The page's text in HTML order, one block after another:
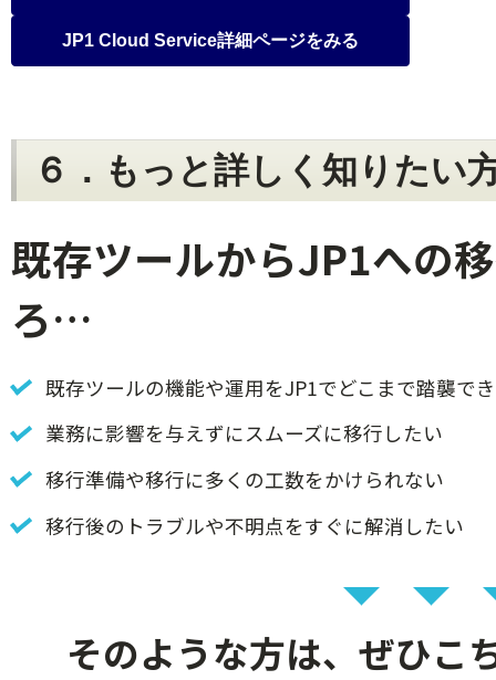
JP1 Cloud Service詳細ページをみる
６．もっと詳しく知りたい
既存ツールからJP1への
ろ…
既存ツールの機能や運用をJP1でどこまで踏襲で
業務に影響を与えずにスムーズに移行したい
移行準備や移行に多くの工数をかけられない
移行後のトラブルや不明点をすぐに解消したい
そのような方は、ぜひこ